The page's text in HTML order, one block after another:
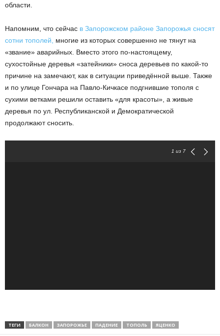
области.
Напомним, что сейчас в Запорожском районе Запорожья сносят
сотни тополей,
многие из которых совершенно не тянут на
«звание» аварийных. Вместо этого по-настоящему,
сухостойные деревья «затейники» сноса деревьев по какой-то
причине на замечают, как в ситуации приведённой выше. Также
и по улице Гончара на Павло-Кичкасе подгнившие тополя с
сухими ветками решили оставить «для красоты», а живые
деревья по ул. Республиканской и Демократической
продолжают сносить.
1 из 7
ТЕГИ БАЛКОН ЗАПОРОЖЬЕ ПАДЕНИЕ ТОПОЛЬ ЯЦЕНКО